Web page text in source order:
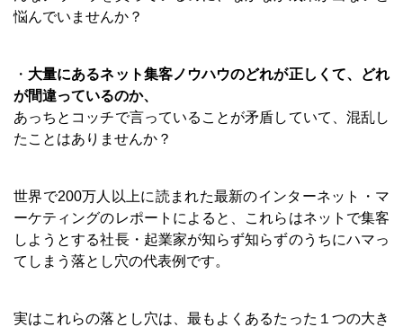
悩んでいませんか？
・ 大量にあるネット集客ノウハウのどれが正しくて、どれ
が間違っているのか、
あっちとコッチで言っていることが矛盾していて、混乱し
たことはありませんか？
世界で200万人以上に読まれた最新のインターネット・マ
ーケティングのレポートによると、これらはネットで集客
しようとする社長・起業家が知らず知らずのうちにハマっ
てしまう落とし穴の代表例です。
実はこれらの落とし穴は、最もよくあるたった１つの大き